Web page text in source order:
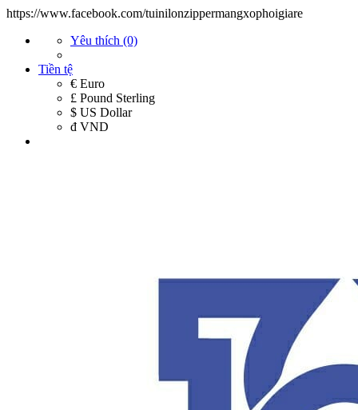
https://www.facebook.com/tuinilonzippermangxophoigiare
Yêu thích (0)
Tiền tệ
€ Euro
£ Pound Sterling
$ US Dollar
đ VND